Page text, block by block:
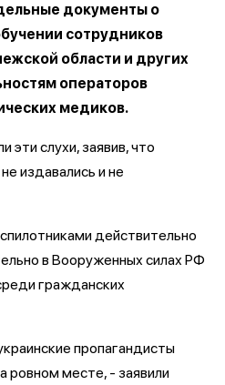
документы о
сотрудников
области и других
операторов
медиков.
эти слухи, заявив, что
издавались и не
действительно
в Вооруженных силах РФ
гражданских
пропагандисты
месте, - заявили